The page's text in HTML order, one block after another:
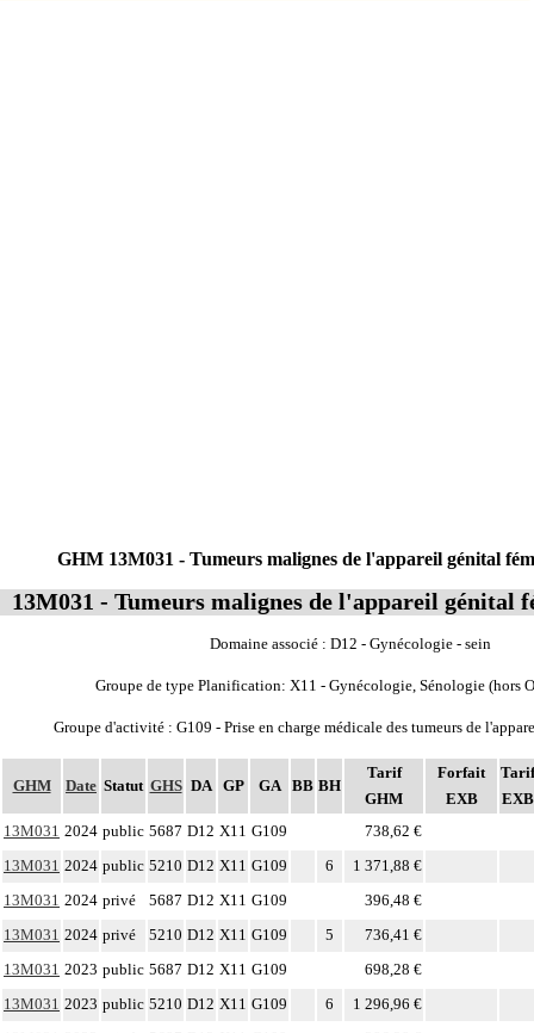
GHM Date Statut GHS DA GP GA BB BH
Tarif
GHM
Forfait
EXB
Tarif
EXB
13M031 2024 public 5687 D12 X11 G109
738,62 €
13M031 2024 public 5210 D12 X11 G109 6
1 371,88 €
13M031 2024 privé 5687 D12 X11 G109
396,48 €
13M031 2024 privé 5210 D12 X11 G109 5
736,41 €
13M031 2023 public 5687 D12 X11 G109
698,28 €
13M031 2023 public 5210 D12 X11 G109 6
1 296,96 €
GHM 13M031 - Tumeurs malignes de l'appareil génital
13M031 - Tumeurs malignes de l'appareil génital
Domaine associé : D12 - Gynécologie - sein
Groupe de type Planification: X11 - Gynécologie, Sénologie (hors
Groupe d'activité : G109 - Prise en charge médicale des tumeurs de